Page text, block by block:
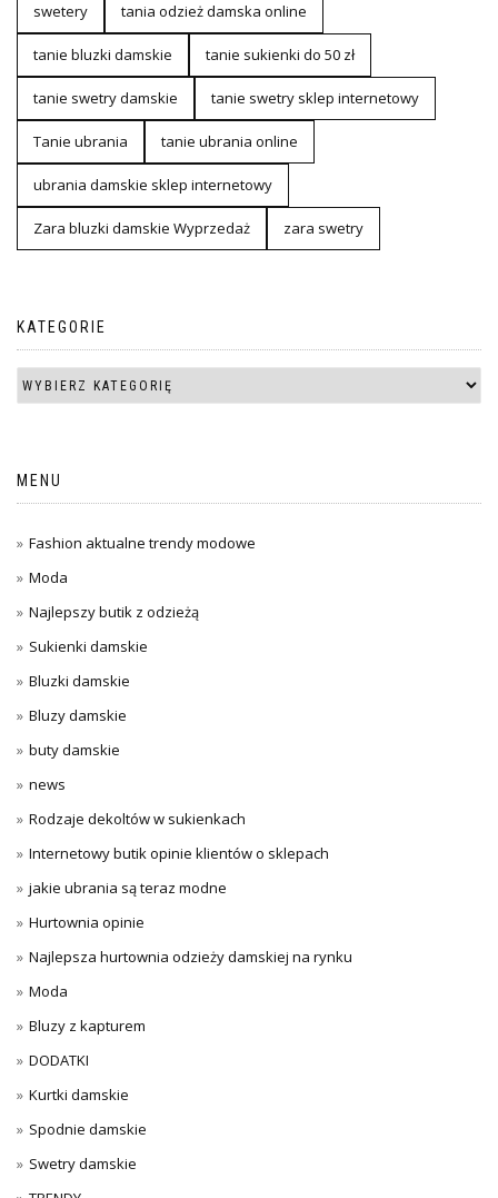
swetery tania odzież damska online
tanie bluzki damskie tanie sukienki do 50 zł
tanie swetry damskie tanie swetry sklep internetowy
Tanie ubrania tanie ubrania online
ubrania damskie sklep internetowy
Zara bluzki damskie Wyprzedaż zara swetry
KATEGORIE
MENU
Fashion aktualne trendy modowe
Moda
Najlepszy butik z odzieżą
Sukienki damskie
Bluzki damskie
Bluzy damskie
buty damskie
news
Rodzaje dekoltów w sukienkach
Internetowy butik opinie klientów o sklepach
jakie ubrania są teraz modne
Hurtownia opinie
Najlepsza hurtownia odzieży damskiej na rynku
Moda
Bluzy z kapturem
DODATKI
Kurtki damskie
Spodnie damskie
Swetry damskie